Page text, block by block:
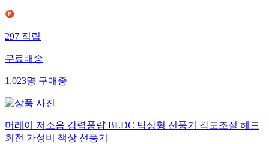
297 적립
무료배송
1,023명 구매중
머레이 저소음 강력풍량 BLDC 탁상형 선풍기 각도조절 헤드
회전 가성비 책상 선풍기